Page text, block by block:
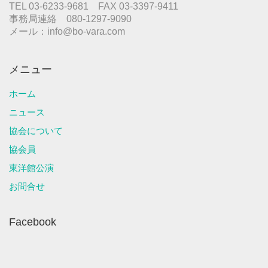
TEL 03-6233-9681 FAX 03-3397-9411
事務局連絡 080-1297-9090
メール：info@bo-vara.com
メニュー
ホーム
ニュース
協会について
協会員
東洋館公演
お問合せ
Facebook